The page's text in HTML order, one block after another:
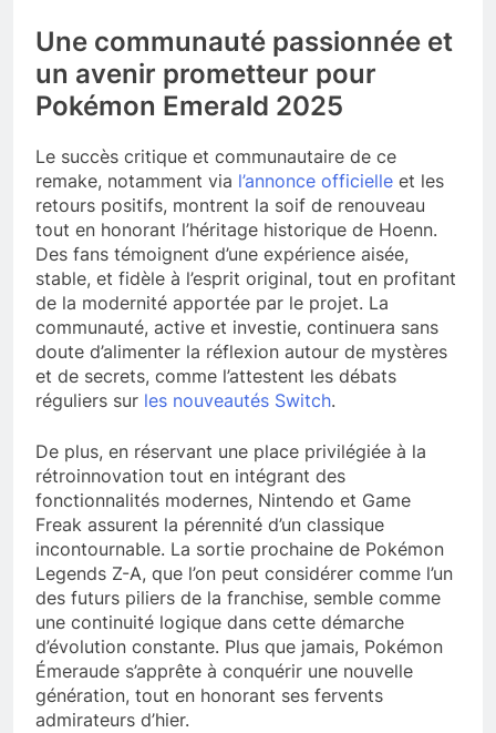
Une communauté passionnée et
un avenir prometteur pour
Pokémon Emerald 2025
Le succès critique et communautaire de ce
remake, notamment via l’annonce officielle et les
retours positifs, montrent la soif de renouveau
tout en honorant l’héritage historique de Hoenn.
Des fans témoignent d’une expérience aisée,
stable, et fidèle à l’esprit original, tout en profitant
de la modernité apportée par le projet. La
communauté, active et investie, continuera sans
doute d’alimenter la réflexion autour de mystères
et de secrets, comme l’attestent les débats
réguliers sur les nouveautés Switch.
De plus, en réservant une place privilégiée à la
rétroinnovation tout en intégrant des
fonctionnalités modernes, Nintendo et Game
Freak assurent la pérennité d’un classique
incontournable. La sortie prochaine de Pokémon
Legends Z-A, que l’on peut considérer comme l’un
des futurs piliers de la franchise, semble comme
une continuité logique dans cette démarche
d’évolution constante. Plus que jamais, Pokémon
Émeraude s’apprête à conquérir une nouvelle
génération, tout en honorant ses fervents
admirateurs d’hier.